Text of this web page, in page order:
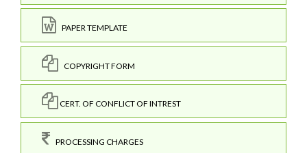
PAPER TEMPLATE
COPYRIGHT FORM
CERT. OF CONFLICT OF INTREST
PROCESSING CHARGES